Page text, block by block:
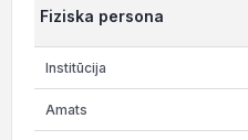
Fiziska persona